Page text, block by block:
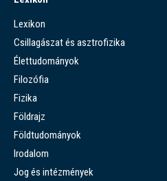
Lexikon
Csillagászat és asztrofizika
Élettudományok
Filozófia
Fizika
Földrajz
Földtudományok
Irodalom
Jog és intézmények